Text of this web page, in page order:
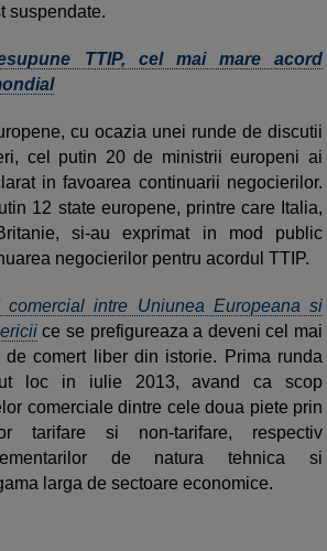
suspendate.
TTIP, cel mai mare acord
cu ocazia unei runde de discutii
cel putin 20 de ministrii europeni ai
in favoarea continuarii negocierilor.
12 state europene, printre care Italia,
si-au exprimat in mod public
negocierilor pentru acordul TTIP.
intre Uniunea Europeana si
ce se prefigureaza a deveni cel mai
de comert liber din istorie. Prima runda
loc in iulie 2013, avand ca scop
comerciale dintre cele doua piete prin
tarifare si non-tarifare, respectiv
de natura tehnica si
larga de sectoare economice.